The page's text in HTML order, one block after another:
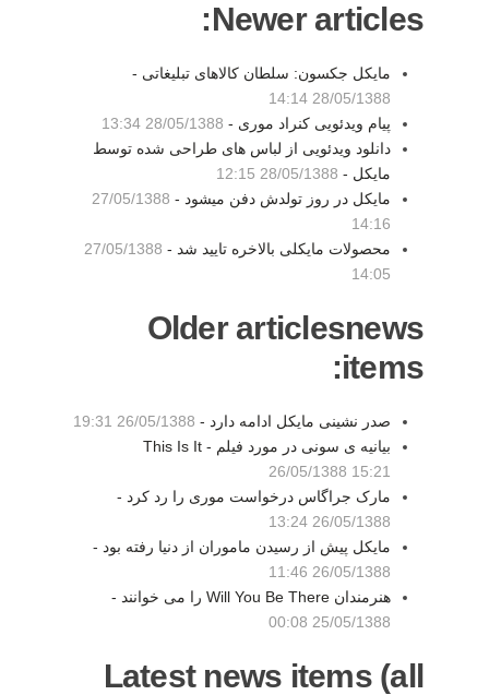
Newer articles:
مایکل جکسون: سلطان کالاهای تبلیغاتی -
28/05/1388 14:14
پیام ویدئویی کنراد موری - 28/05/1388 13:34
دانلود ویدئویی از لباس های طراحی شده توسط
مایکل - 28/05/1388 12:15
مایکل در روز تولدش دفن میشود - 27/05/1388
14:16
محصولات مایکلی بالاخره تایید شد - 27/05/1388
14:05
Older articlesnews
items:
صدر نشینی مایکل ادامه دارد - 26/05/1388 19:31
بیانیه ی سونی در مورد فیلم This Is It -
26/05/1388 15:21
مارک جراگاس درخواست موری را رد کرد -
26/05/1388 13:24
مایکل پیش از رسیدن ماموران از دنیا رفته بود -
26/05/1388 11:46
هنرمندان Will You Be There را می خوانند -
25/05/1388 00:08
Latest news items (all